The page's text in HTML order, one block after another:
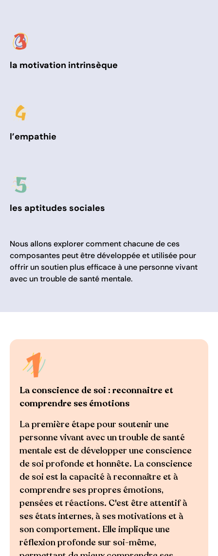
la motivation intrinsèque
l’empathie
les aptitudes sociales
Nous allons explorer comment chacune de ces
composantes peut être développée et utilisée pour
offrir un soutien plus efficace à une personne vivant
avec un trouble de santé mentale.
La conscience de soi : reconnaitre et
comprendre ses émotions
La première étape pour soutenir une
personne vivant avec un trouble de santé
mentale est de développer une conscience
de soi profonde et honnête. La conscience
de soi est la capacité à reconnaître et à
comprendre ses propres émotions,
pensées et réactions. C'est être attentif à
ses états internes, à ses motivations et à
son comportement. Elle implique une
réflexion profonde sur soi-même,